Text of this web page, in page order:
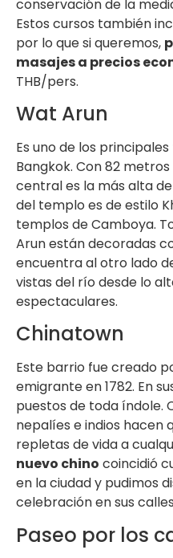
conservación de la
Estos cursos también
por lo que si queremos,
masajes a precios
THB/pers.
Wat Arun
Es uno de los
Bangkok. Con 82
central es la más alta
del templo es de estilo
templos de Camboya.
Arun están decoradas
encuentra al otro lado
vistas del río desde lo
espectaculares.
Chinatown
Este barrio fue creado
emigrante en 1782. En
puestos de toda índole.
nepalíes e indios hacen
repletas de vida a
nuevo chino coincidió
en la ciudad y pudimos
celebración en sus
Paseo por los